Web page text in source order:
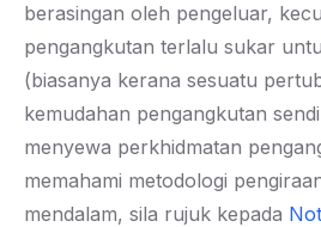
berasingan oleh pengeluar,
pengangkutan terlalu sukar
(biasanya kerana sesuatu
kemudahan pengangkutan
menyewa perkhidmatan
memahami metodologi
mendalam, sila rujuk kepada